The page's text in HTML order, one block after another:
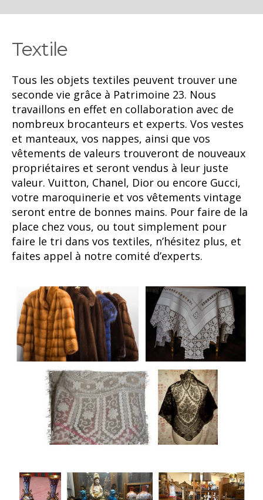
Textile
Tous les objets textiles peuvent trouver une
seconde vie grâce à Patrimoine 23. Nous
travaillons en effet en collaboration avec de
nombreux brocanteurs et experts. Vos vestes
et manteaux, vos nappes, ainsi que vos
vêtements de valeurs trouveront de nouveaux
propriétaires et seront vendus à leur juste
valeur. Vuitton, Chanel, Dior ou encore Gucci,
votre maroquinerie et vos vêtements vintage
seront entre de bonnes mains. Pour faire de la
place chez vous, ou tout simplement pour
faire le tri dans vos textiles, n’hésitez plus, et
faites appel à notre comité d’experts.